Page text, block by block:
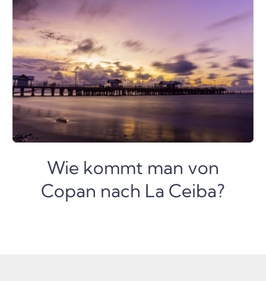
Wie kommt man von
Copan nach La Ceiba?